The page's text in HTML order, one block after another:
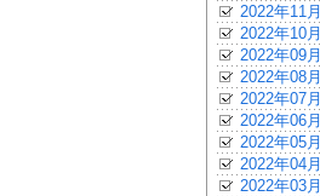
2022年11月
2022年10月
2022年09月
2022年08月
2022年07月
2022年06月
2022年05月
2022年04月
2022年03月